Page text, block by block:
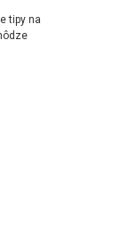
tipy na